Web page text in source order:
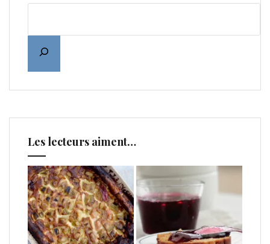
Les lecteurs aiment…